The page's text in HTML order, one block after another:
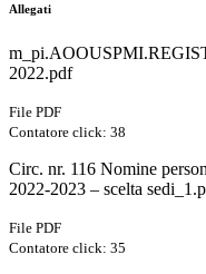
Allegati
2022.pdf
File PDF
Contatore click: 38
Circ. nr. 116 Nomine
2022-2023 – scelta
File PDF
Contatore click: 35